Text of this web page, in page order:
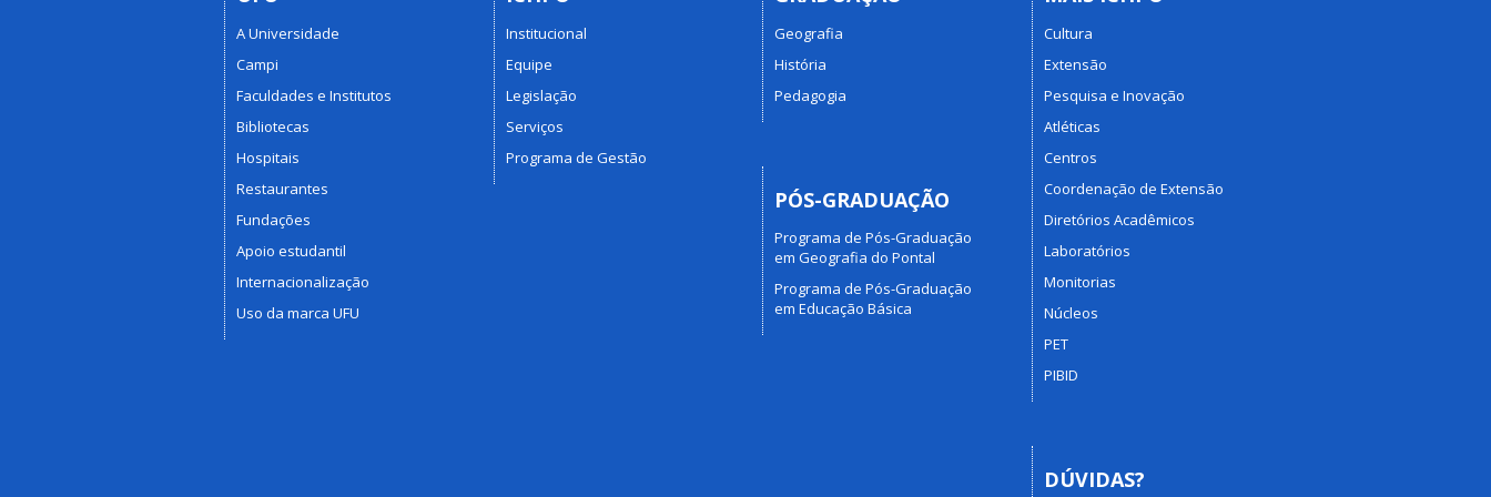
A Universidade
Campi
Faculdades e Institutos
Bibliotecas
Hospitais
Restaurantes
Fundações
Apoio estudantil
Internacionalização
Uso da marca UFU
Institucional
Equipe
Legislação
Serviços
Programa de Gestão
Geografia
História
Pedagogia
PÓS-GRADUAÇÃO
Programa de Pós-Graduação
em Geografia do Pontal
Programa de Pós-Graduação
em Educação Básica
Cultura
Extensão
Pesquisa e Inovação
Atléticas
Centros
Coordenação de Extensão
Diretórios Acadêmicos
Laboratórios
Monitorias
Núcleos
PET
PIBID
DÚVIDAS?